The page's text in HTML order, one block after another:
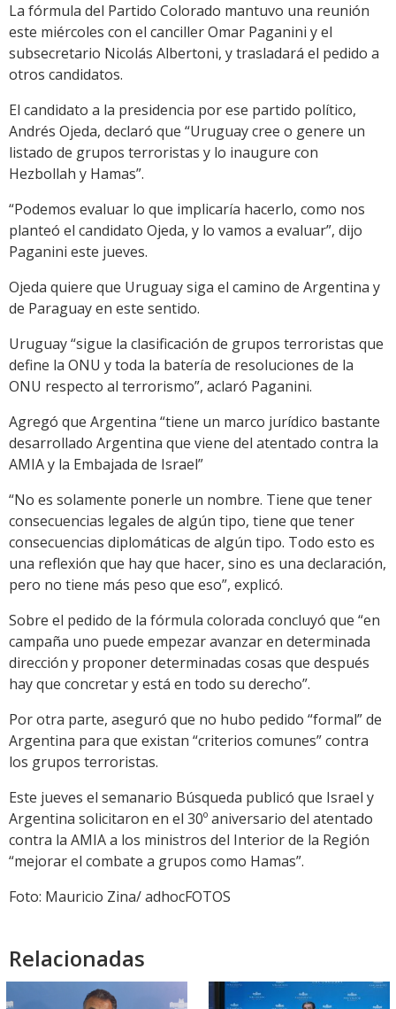
La fórmula del Partido Colorado mantuvo una reunión
este miércoles con el canciller Omar Paganini y el
subsecretario Nicolás Albertoni, y trasladará el pedido a
otros candidatos.
El candidato a la presidencia por ese partido político,
Andrés Ojeda, declaró que “Uruguay cree o genere un
listado de grupos terroristas y lo inaugure con
Hezbollah y Hamas”.
“Podemos evaluar lo que implicaría hacerlo, como nos
planteó el candidato Ojeda, y lo vamos a evaluar”, dijo
Paganini este jueves.
Ojeda quiere que Uruguay siga el camino de Argentina y
de Paraguay en este sentido.
Uruguay “sigue la clasificación de grupos terroristas que
define la ONU y toda la batería de resoluciones de la
ONU respecto al terrorismo”, aclaró Paganini.
Agregó que Argentina “tiene un marco jurídico bastante
desarrollado Argentina que viene del atentado contra la
AMIA y la Embajada de Israel”
“No es solamente ponerle un nombre. Tiene que tener
consecuencias legales de algún tipo, tiene que tener
consecuencias diplomáticas de algún tipo. Todo esto es
una reflexión que hay que hacer, sino es una declaración,
pero no tiene más peso que eso”, explicó.
Sobre el pedido de la fórmula colorada concluyó que “en
campaña uno puede empezar avanzar en determinada
dirección y proponer determinadas cosas que después
hay que concretar y está en todo su derecho”.
Por otra parte, aseguró que no hubo pedido “formal” de
Argentina para que existan “criterios comunes” contra
los grupos terroristas.
Este jueves el semanario Búsqueda publicó que Israel y
Argentina solicitaron en el 30º aniversario del atentado
contra la AMIA a los ministros del Interior de la Región
“mejorar el combate a grupos como Hamas”.
Foto: Mauricio Zina/ adhocFOTOS
Relacionadas